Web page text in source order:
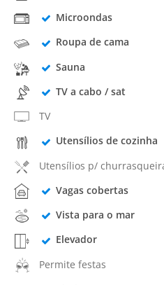
Microondas
Roupa de cama
Sauna
TV a cabo / sat
TV
Utensílios de cozinha
Utensílios p/
Vagas cobertas
Vista para o mar
Elevador
Permite festas